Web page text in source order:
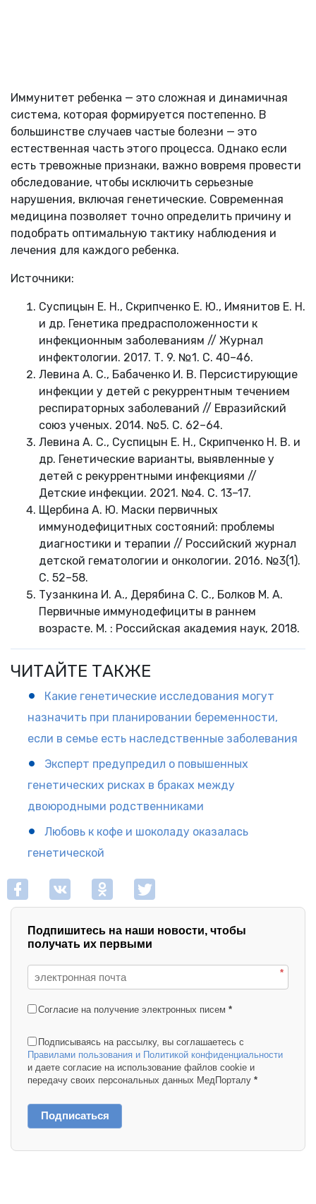
Иммунитет ребенка — это сложная и динамичная
система, которая формируется постепенно. В
большинстве случаев частые болезни — это
естественная часть этого процесса. Однако если
есть тревожные признаки, важно вовремя провести
обследование, чтобы исключить серьезные
нарушения, включая генетические. Современная
медицина позволяет точно определить причину и
подобрать оптимальную тактику наблюдения и
лечения для каждого ребенка.
Источники:
Суспицын Е. Н., Скрипченко Е. Ю., Имянитов Е. Н.
и др. Генетика предрасположенности к
инфекционным заболеваниям // Журнал
инфектологии. 2017. Т. 9. №1. С. 40–46.
Левина А. С., Бабаченко И. В. Персистирующие
инфекции у детей с рекуррентным течением
респираторных заболеваний // Евразийский
союз ученых. 2014. №5. С. 62–64.
Левина А. С., Суспицын Е. Н., Скрипченко Н. В. и
др. Генетические варианты, выявленные у
детей с рекуррентными инфекциями //
Детские инфекции. 2021. №4. С. 13–17.
Щербина А. Ю. Маски первичных
иммунодефицитных состояний: проблемы
диагностики и терапии // Российский журнал
детской гематологии и онкологии. 2016. №3(1).
С. 52–58.
Тузанкина И. А., Дерябина С. С., Болков М. А.
Первичные иммунодефициты в раннем
возрасте. М. : Российская академия наук, 2018.
ЧИТАЙТЕ ТАКЖЕ
Какие генетические исследования могут
назначить при планировании беременности,
если в семье есть наследственные заболевания
Эксперт предупредил о повышенных
генетических рисках в браках между
двоюродными родственниками
Любовь к кофе и шоколаду оказалась
генетической
Подпишитесь на наши новости, чтобы
получать их первыми
*
Согласие на получение электронных писем *
Подписываясь на рассылку, вы соглашаетесь с
Правилами пользования и Политикой конфиденциальности
и даете согласие на использование файлов cookie и
передачу своих персональных данных МедПорталу *
Подписаться